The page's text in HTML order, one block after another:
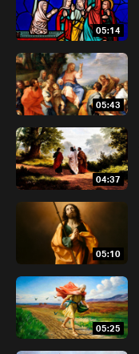
05:14
05:43
04:37
05:10
05:25